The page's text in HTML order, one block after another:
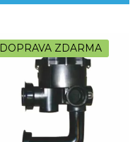
DOPRAVA ZDARMA